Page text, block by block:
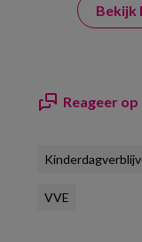
Bekijk
Reageer
VVE